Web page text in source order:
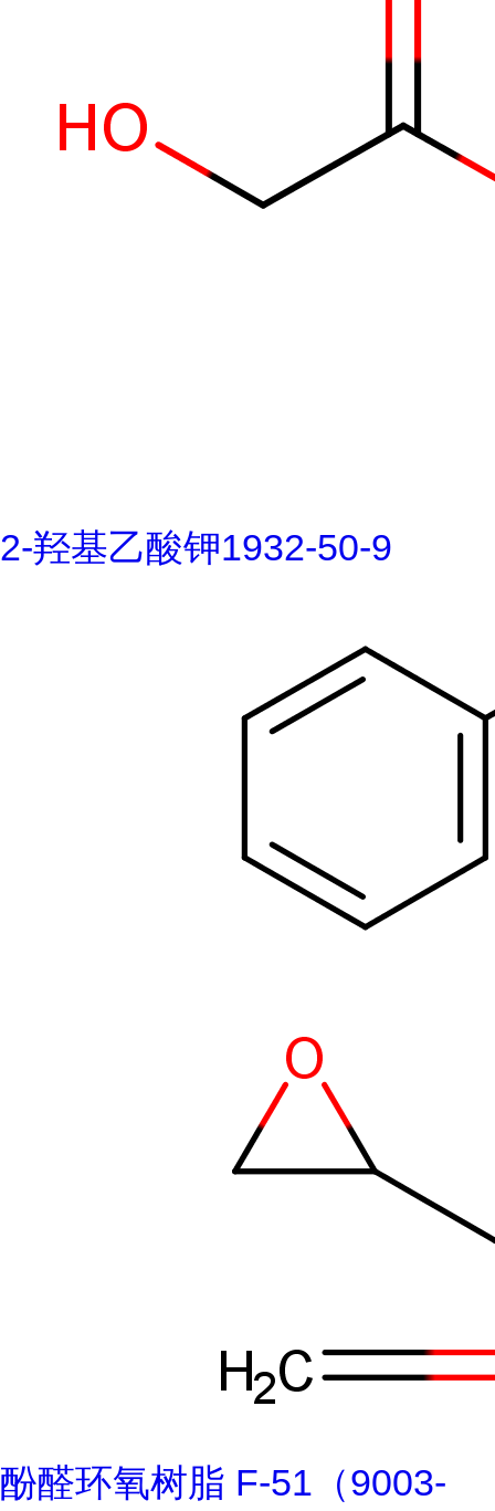
2-羟基乙酸钾1932-50-9
酚醛环氧树脂 F-51（9003-